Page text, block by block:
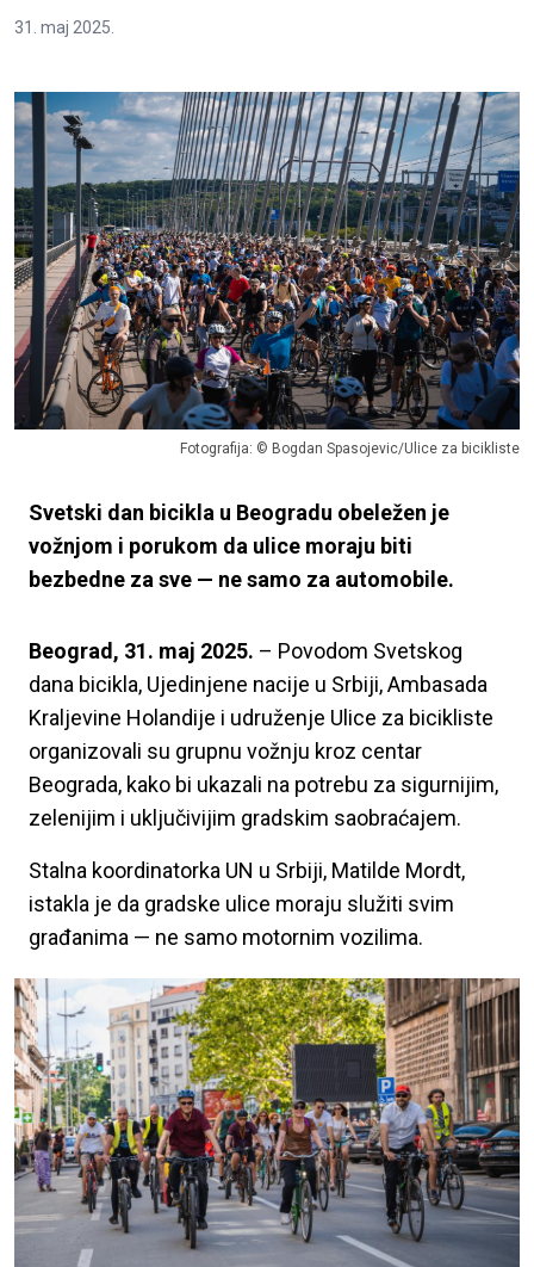
31. maj 2025.
Fotografija: © Bogdan Spasojevic/Ulice za bicikliste
Svetski dan bicikla u Beogradu obeležen je
vožnjom i porukom da ulice moraju biti
bezbedne za sve — ne samo za automobile.
Beograd, 31. maj 2025. – Povodom Svetskog
dana bicikla, Ujedinjene nacije u Srbiji, Ambasada
Kraljevine Holandije i udruženje Ulice za bicikliste
organizovali su grupnu vožnju kroz centar
Beograda, kako bi ukazali na potrebu za sigurnijim,
zelenijim i uključivijim gradskim saobraćajem.
Stalna koordinatorka UN u Srbiji, Matilde Mordt,
istakla je da gradske ulice moraju služiti svim
građanima — ne samo motornim vozilima.